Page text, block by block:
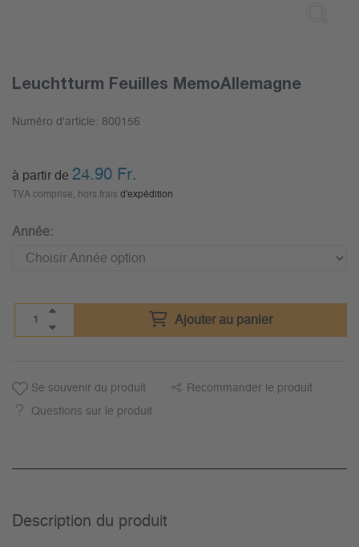
Leuchtturm Feuilles MemoAllemagne
Numéro d'article: 800156
à partir de 24.90 Fr.
TVA comprise, hors frais d'expédition
Année:
Ajouter au panier
Se souvenir du produit Recommander le produit
Questions sur le produit
Description du­ produit